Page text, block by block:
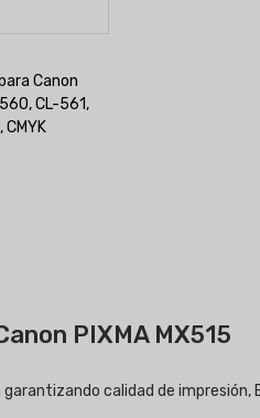
Canon
CL-561,
PIXMA MX515
calidad de